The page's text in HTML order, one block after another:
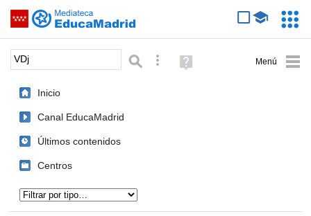
Saltar navegación
Palabra o frase: Búsqueda avanzada
Ayuda
(en
Inicio
Canal EducaMadrid
Últimos contenidos
Centros